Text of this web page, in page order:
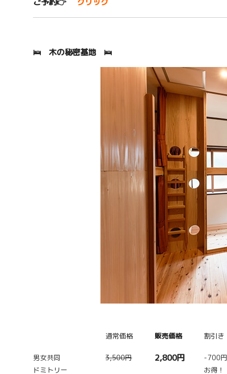
🛌 木の秘密基地 🛌
通常価格 販売価格 割引き
男女共同
ドミトリー
3,500円 2,800円
-700円
お得！